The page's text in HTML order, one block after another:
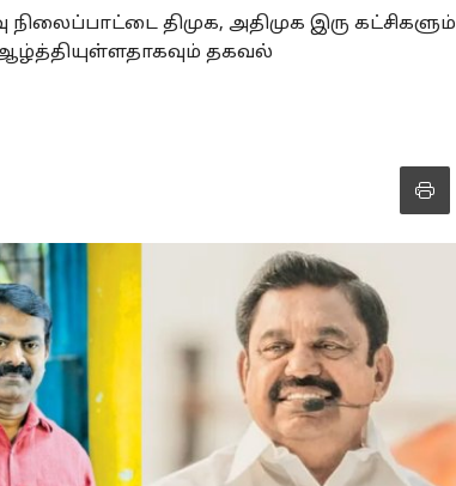
திமுக, அதிமுக இரு கட்சிகளும்
தகவல்